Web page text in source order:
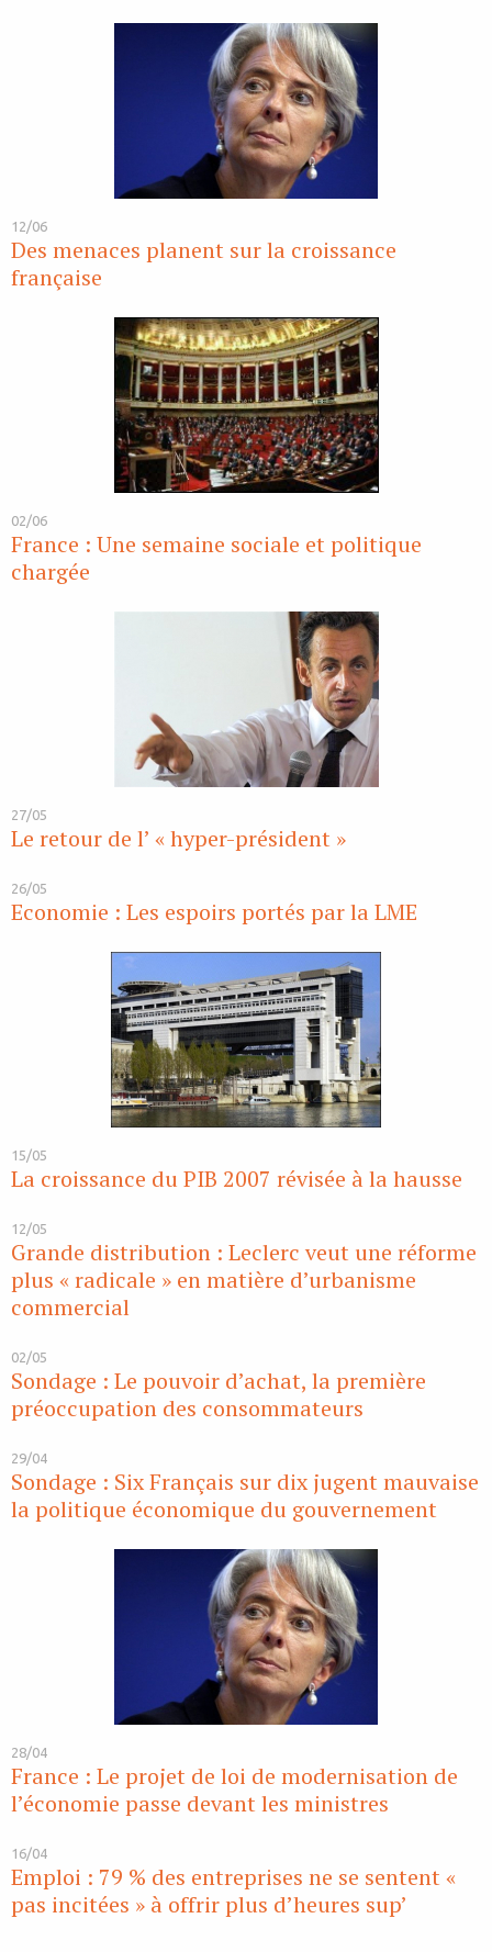
12/06
Des menaces planent sur la croissance
française
02/06
France : Une semaine sociale et politique
chargée
27/05
Le retour de l’ « hyper-président »
26/05
Economie : Les espoirs portés par la LME
15/05
La croissance du PIB 2007 révisée à la hausse
12/05
Grande distribution : Leclerc veut une réforme
plus « radicale » en matière d’urbanisme
commercial
02/05
Sondage : Le pouvoir d’achat, la première
préoccupation des consommateurs
29/04
Sondage : Six Français sur dix jugent mauvaise
la politique économique du gouvernement
28/04
France : Le projet de loi de modernisation de
l’économie passe devant les ministres
16/04
Emploi : 79 % des entreprises ne se sentent «
pas incitées » à offrir plus d’heures sup’